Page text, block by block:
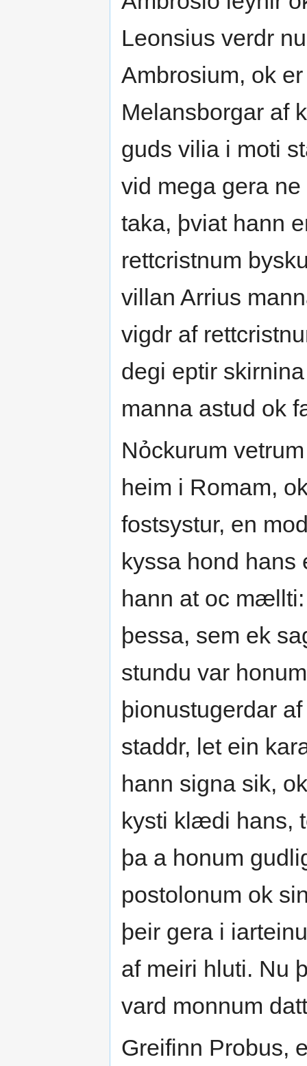
Leonsius verdr
Ambrosium, ok
Melansborgar af
guds vilia i moti
vid mega gera
taka, þviat hann
rettcristnum
villan Arrius
vigdr af
degi eptir
manna astud ok
Nỏckurum
heim i Romam,
fostsystur, en
kyssa hond hans
hann at oc
þessa, sem ek
stundu var
þionustugerdar
staddr, let ein
hann signa sik,
kysti klædi hans,
þa a honum
postolonum ok
þeir gera i
af meiri hluti. Nu
vard monnum
Greifinn Probus,